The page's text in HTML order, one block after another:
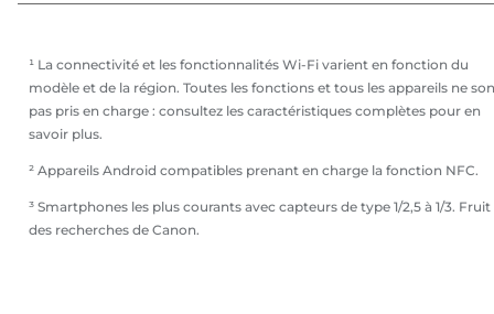
¹ La connectivité et les fonctionnalités Wi-Fi varient en fonction du
modèle et de la région. Toutes les fonctions et tous les appareils ne
pas pris en charge : consultez les caractéristiques complètes pour en
savoir plus.
² Appareils Android compatibles prenant en charge la fonction NFC.
³ Smartphones les plus courants avec capteurs de type 1/2,5 à 1/3. Fruit
des recherches de Canon.